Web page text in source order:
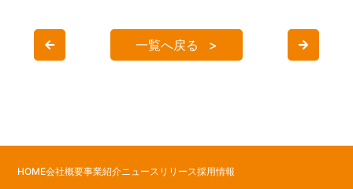
一覧へ戻る
HOME会社概要事業紹介ニュースリリース採用情報